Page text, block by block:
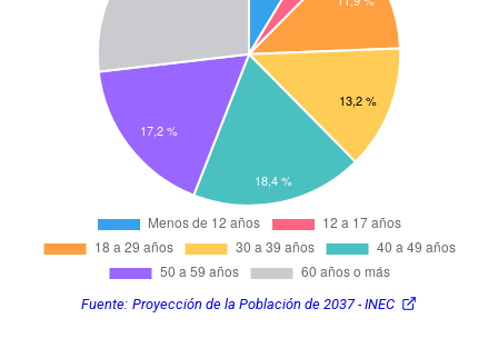
Fuente: Proyección de la Población de 2037 - INEC